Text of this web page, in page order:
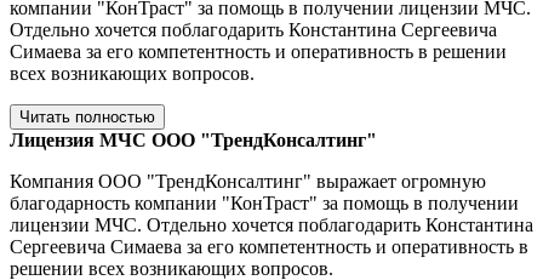
компании "КонТраст" за помощь в получении лицензии МЧС.
Отдельно хочется поблагодарить Константина Сергеевича
Симаева за его компетентность и оперативность в решении
всех возникающих вопросов.
Читать полностью
Лицензия МЧС ООО "ТрендКонсалтинг"
Компания ООО "ТрендКонсалтинг" выражает огромную
благодарность компании "КонТраст" за помощь в получении
лицензии МЧС. Отдельно хочется поблагодарить Константина
Сергеевича Симаева за его компетентность и оперативность в
решении всех возникающих вопросов.